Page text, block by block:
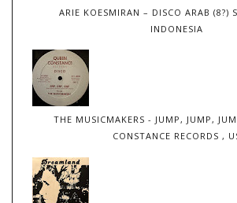
ARIE KOESMIRAN – DISCO ARAB (8?)
INDONESIA
THE MUSICMAKERS - JUMP, JUMP,
CONSTANCE RECORDS ,